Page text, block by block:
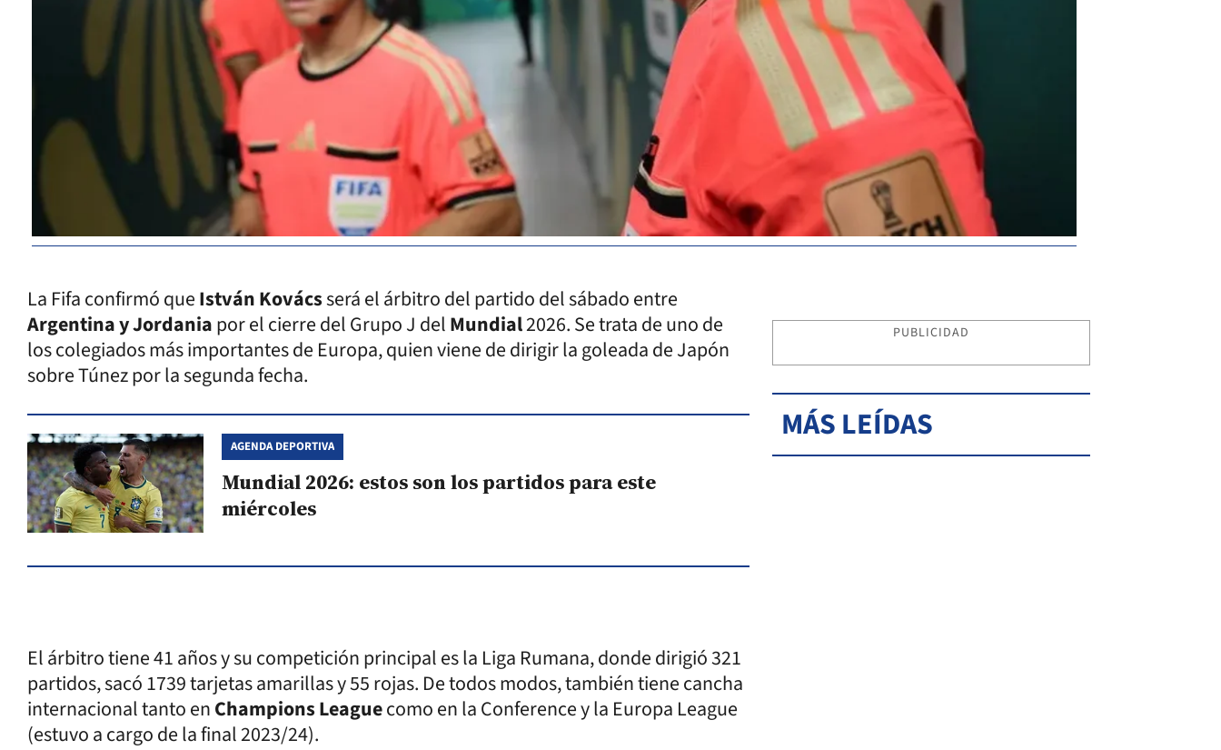
La Fifa confirmó queIstván Kovácsserá el árbitro del partido del sábado entre
Argentina y Jordaniapor el cierre del Grupo J delMundial2026. Se trata de uno de
los colegiados más importantes de Europa, quien viene de dirigir la goleada de Japón
sobre Túnez por la segunda fecha.
AGENDA DEPORTIVA
Mundial 2026: estos son los partidos para este
miércoles
El árbitro tiene 41 años y su competición principal es la Liga Rumana, donde dirigió 321
partidos, sacó 1739 tarjetas amarillas y 55 rojas. De todos modos, también tiene cancha
internacional tanto enChampions Leaguecomo en la Conference y la Europa League
(estuvo a cargo de la final 2023/24).
PUBLICIDAD
MÁS LEÍDAS